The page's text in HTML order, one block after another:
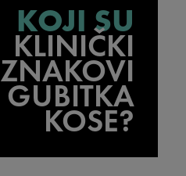
KOJI SU
KLINIČKI
ZNAKOVI
GUBITKA
KOSE?